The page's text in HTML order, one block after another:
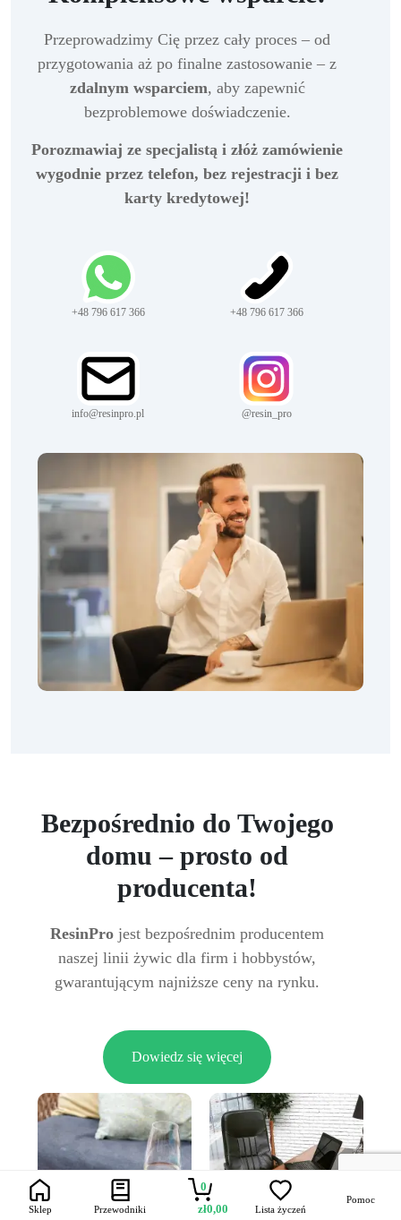
Przeprowadzimy Cię przez cały proces – od
przygotowania aż po finalne zastosowanie – z
zdalnym wsparciem, aby zapewnić
bezproblemowe doświadczenie.
Porozmawiaj ze specjalistą i złóż zamówienie
wygodnie przez telefon, bez rejestracji i bez
karty kredytowej!
+48 796 617 366 +48 796 617 366
info@resinpro.pl @resin_pro
Bezpośrednio do Twojego
domu – prosto od
producenta!
ResinPro jest bezpośrednim producentem
naszej linii żywic dla firm i hobbystów,
gwarantującym najniższe ceny na rynku.
Dowiedz się więcej
Sklep Przewodniki
0
zł0,00 Lista życzeń
Pomoc